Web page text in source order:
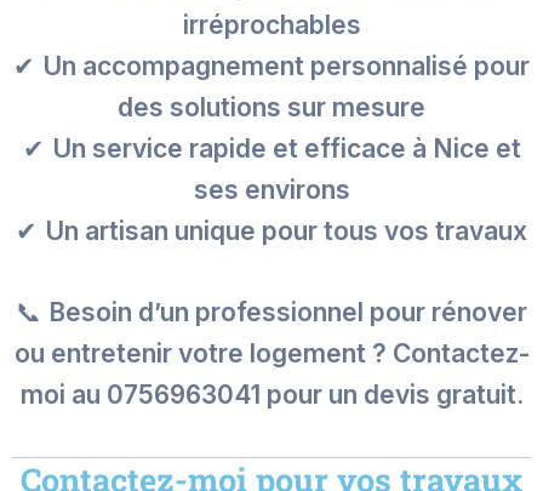
irréprochables
✔ Un accompagnement personnalisé pour
des solutions sur mesure
✔ Un service rapide et efficace à Nice et
ses environs
✔ Un artisan unique pour tous vos travaux
📞 Besoin d’un professionnel pour rénover
ou entretenir votre logement ? Contactez-
moi au 0756963041 pour un devis gratuit.
Contactez-moi pour vos travaux